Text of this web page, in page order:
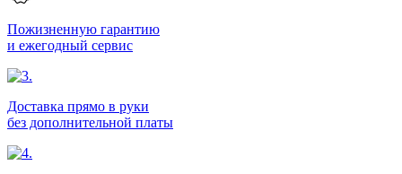
Пожизненную гарантию
и ежегодный сервис
Доставка прямо в руки
без дополнительной платы